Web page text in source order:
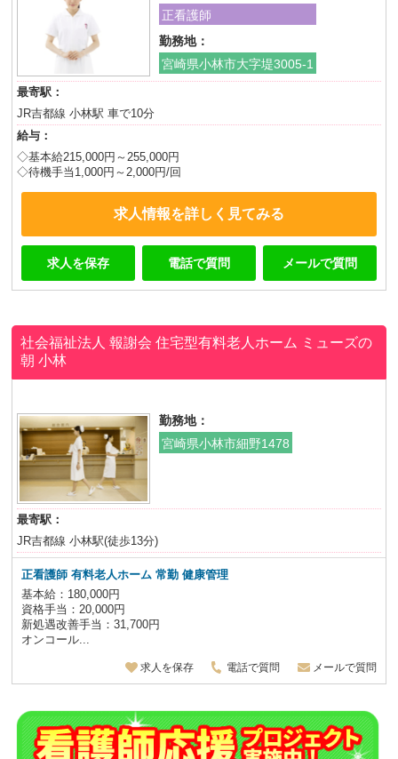
正看護師
勤務地：
宮崎県小林市大字堤3005-1
最寄駅：
JR吉都線 小林駅 車で10分
給与：
◇基本給215,000円～255,000円
◇待機手当1,000円～2,000円/回
求人情報を詳しく見てみる
求人を保存 電話で質問 メールで質問
社会福祉法人 報謝会 住宅型有料老人ホーム ミューズの
朝 小林
勤務地：
宮崎県小林市細野1478
最寄駅：
JR吉都線 小林駅(徒歩13分)
正看護師 有料老人ホーム 常勤 健康管理
基本給：180,000円
資格手当：20,000円
新処遇改善手当：31,700円
オンコール...
求人を保存 電話で質問 メールで質問